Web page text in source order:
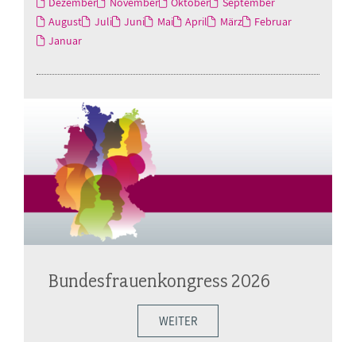
August
Juli Juni Mai April März
Februar
Januar
Bundesfrauenkongress 2026
WEITER